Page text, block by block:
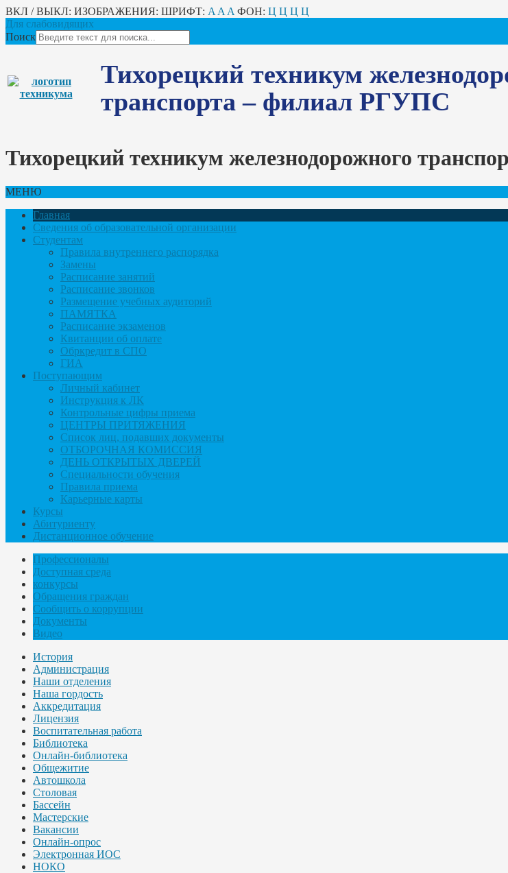
ВКЛ / ВЫКЛ: ИЗОБРАЖЕНИЯ: ШРИФТ: A A A ФОН: Ц Ц Ц Ц
Для слабовидящих
Поиск
Тихорецкий техникум
транспорта – филиал РГУПС
Тихорецкий техникум железнодорожного
МЕНЮ
Главная
Сведения об образовательной организации
Студентам
Правила внутреннего распорядка
Замены
Расписание занятий
Расписание звонков
Размещение учебных аудиторий
ПАМЯТКА
Расписание экзаменов
Квитанции об оплате
Обркредит в СПО
ГИА
Поступающим
Личный кабинет
Инструкция к ЛК
Контрольные цифры приема
ЦЕНТРЫ ПРИТЯЖЕНИЯ
Список лиц, подавших документы
ОТБОРОЧНАЯ КОМИССИЯ
ДЕНЬ ОТКРЫТЫХ ДВЕРЕЙ
Специальности обучения
Правила приема
Карьерные карты
Курсы
Абитуриенту
Дистанционное обучение
Профессионалы
Доступная среда
конкурсы
Обращения граждан
Сообщить о коррупции
Документы
Видео
История
Администрация
Наши отделения
Наша гордость
Аккредитация
Лицензия
Воспитательная работа
Библиотека
Онлайн-библиотека
Общежитие
Автошкола
Столовая
Бассейн
Мастерские
Вакансии
Онлайн-опрос
Электронная ИОС
НОКО